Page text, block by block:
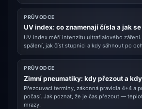
PRŮVODCE
UV index: co znamenají čísla a jak
UV index měří intenzitu ultrafialového
spálení, jak číst stupnici a kdy sáhnout po
PRŮVODCE
Zimní pneumatiky: kdy přezout a
Přezouvací termíny, zákonná pravidla 4+4 a
počasí. Jak poznat, že je čas přezout —
mrazy.